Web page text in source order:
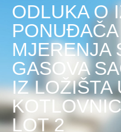
ODLUKA O
MJERENJA
GASOVA
IZ LOŽIŠTA
LOT 2